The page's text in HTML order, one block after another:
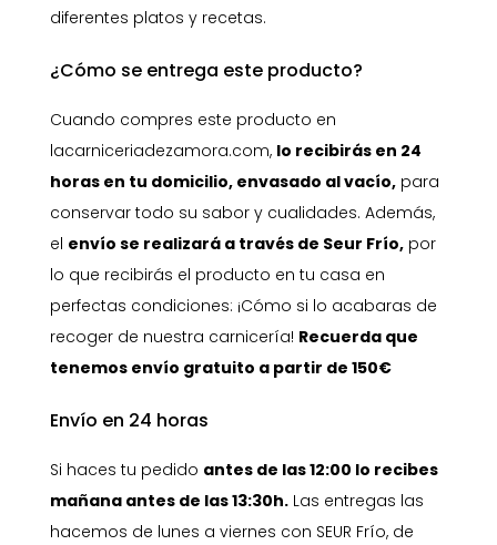
diferentes platos y recetas.
¿Cómo se entrega este producto?
Cuando compres este producto en
lacarniceriadezamora.com, lo recibirás en 24
horas en tu domicilio, envasado al vacío,para
conservar todo su sabor y cualidades. Además,
el envío se realizará a través de Seur Frío,por
lo que recibirás el producto en tu casa en
perfectas condiciones: ¡Cómo si lo acabaras de
recoger de nuestra carnicería! Recuerda que
tenemos envío gratuito a partir de 150€
Envío en 24 horas
Si haces tu pedido antes de las 12:00 lo recibes
mañana antes de las 13:30h.Las entregas las
hacemos de lunes a viernes con SEUR Frío, de